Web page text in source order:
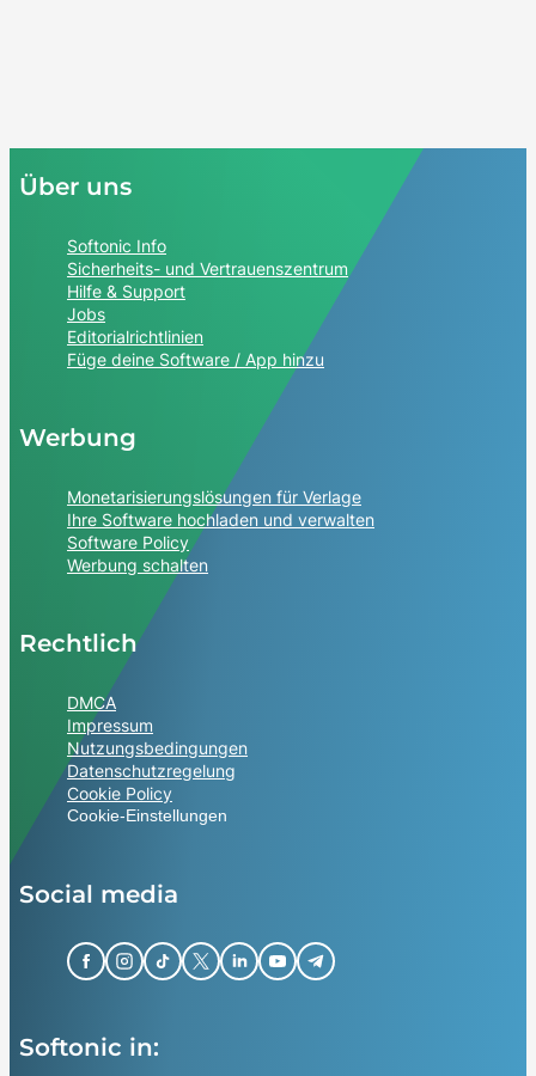
Über uns
Softonic Info
Sicherheits- und Vertrauenszentrum
Hilfe & Support
Jobs
Editorialrichtlinien
Füge deine Software / App hinzu
Werbung
Monetarisierungslösungen für Verlage
Ihre Software hochladen und verwalten
Software Policy
Werbung schalten
Rechtlich
DMCA
Impressum
Nutzungsbedingungen
Datenschutzregelung
Cookie Policy
Cookie-Einstellungen
Social media
Softonic in: